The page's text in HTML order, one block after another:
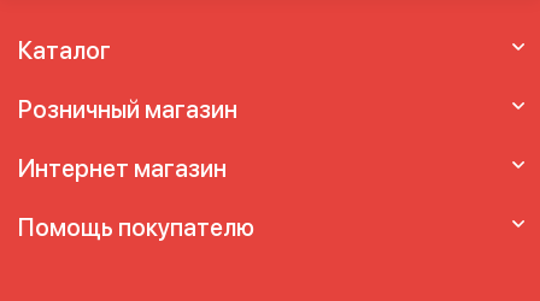
Каталог
Розничный магазин
Интернет магазин
Помощь покупателю